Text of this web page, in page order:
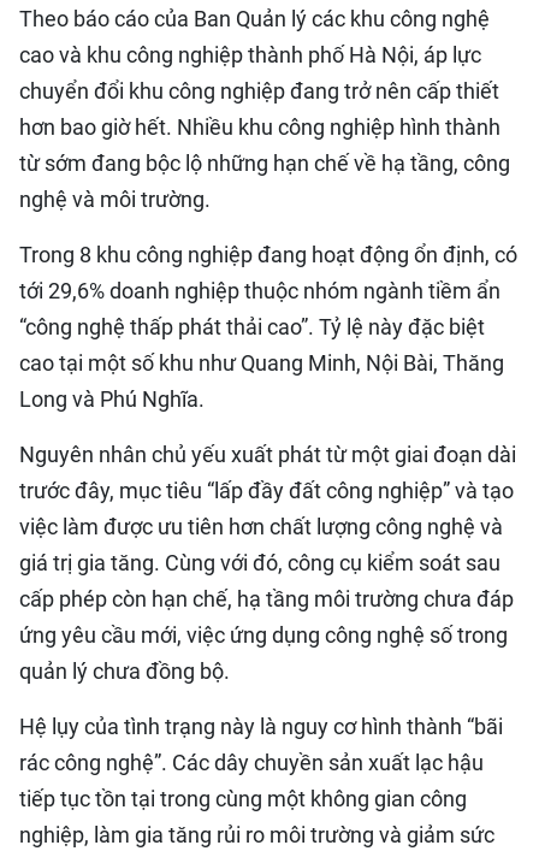
Theo báo cáo của Ban Quản lý các khu công nghệ
cao và khu công nghiệp thành phố Hà Nội, áp lực
chuyển đổi khu công nghiệp đang trở nên cấp thiết
hơn bao giờ hết. Nhiều khu công nghiệp hình thành
từ sớm đang bộc lộ những hạn chế về hạ tầng, công
nghệ và môi trường.
Trong 8 khu công nghiệp đang hoạt động ổn định, có
tới 29,6% doanh nghiệp thuộc nhóm ngành tiềm ẩn
“công nghệ thấp phát thải cao”. Tỷ lệ này đặc biệt
cao tại một số khu như Quang Minh, Nội Bài, Thăng
Long và Phú Nghĩa.
Nguyên nhân chủ yếu xuất phát từ một giai đoạn dài
trước đây, mục tiêu “lấp đầy đất công nghiệp” và tạo
việc làm được ưu tiên hơn chất lượng công nghệ và
giá trị gia tăng. Cùng với đó, công cụ kiểm soát sau
cấp phép còn hạn chế, hạ tầng môi trường chưa đáp
ứng yêu cầu mới, việc ứng dụng công nghệ số trong
quản lý chưa đồng bộ.
Hệ lụy của tình trạng này là nguy cơ hình thành “bãi
rác công nghệ”. Các dây chuyền sản xuất lạc hậu
tiếp tục tồn tại trong cùng một không gian công
nghiệp, làm gia tăng rủi ro môi trường và giảm sức